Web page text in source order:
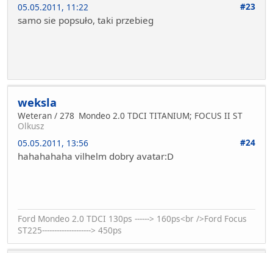
05.05.2011, 11:22
#23
samo sie popsuło, taki przebieg
weksla
Weteran / 278 Mondeo 2.0 TDCI TITANIUM; FOCUS II ST
Olkusz
05.05.2011, 13:56
#24
hahahahaha vilhelm dobry avatar:D
Ford Mondeo 2.0 TDCI 130ps ------> 160ps<br />Ford Focus
ST225--------------------> 450ps